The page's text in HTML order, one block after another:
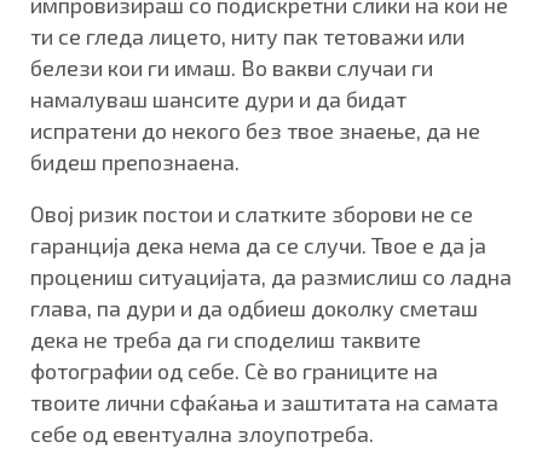
ти се гледа лицето, ниту пак тетоважи или
белези кои ги имаш. Во вакви случаи ги
намалуваш шансите дури и да бидат
испратени до некого без твое знаење, да не
бидеш препознаена.
Овој ризик постои и слатките зборови не се
гаранција дека нема да се случи. Твое е да ја
процениш ситуацијата, да размислиш со ладна
глава, па дури и да одбиеш доколку сметаш
дека не треба да ги споделиш таквите
фотографии од себе. Сè во границите на
твоите лични сфаќања и заштитата на самата
себе од евентуална злоупотреба.